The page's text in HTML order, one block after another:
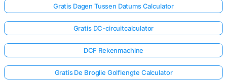
Gratis Dagen Tussen Datums Calculator
Gratis DC-circuitcalculator
DCF Rekenmachine
Gratis De Broglie Golflengte Calculator